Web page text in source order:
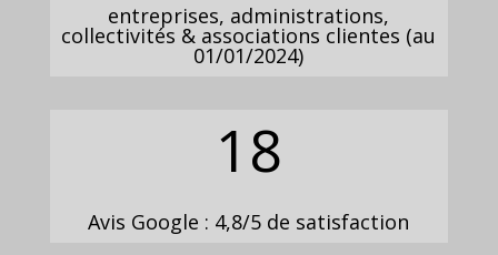
entreprises, administrations,
collectivités & associations clientes (au
01/01/2024)
18
Avis Google : 4,8/5 de satisfaction